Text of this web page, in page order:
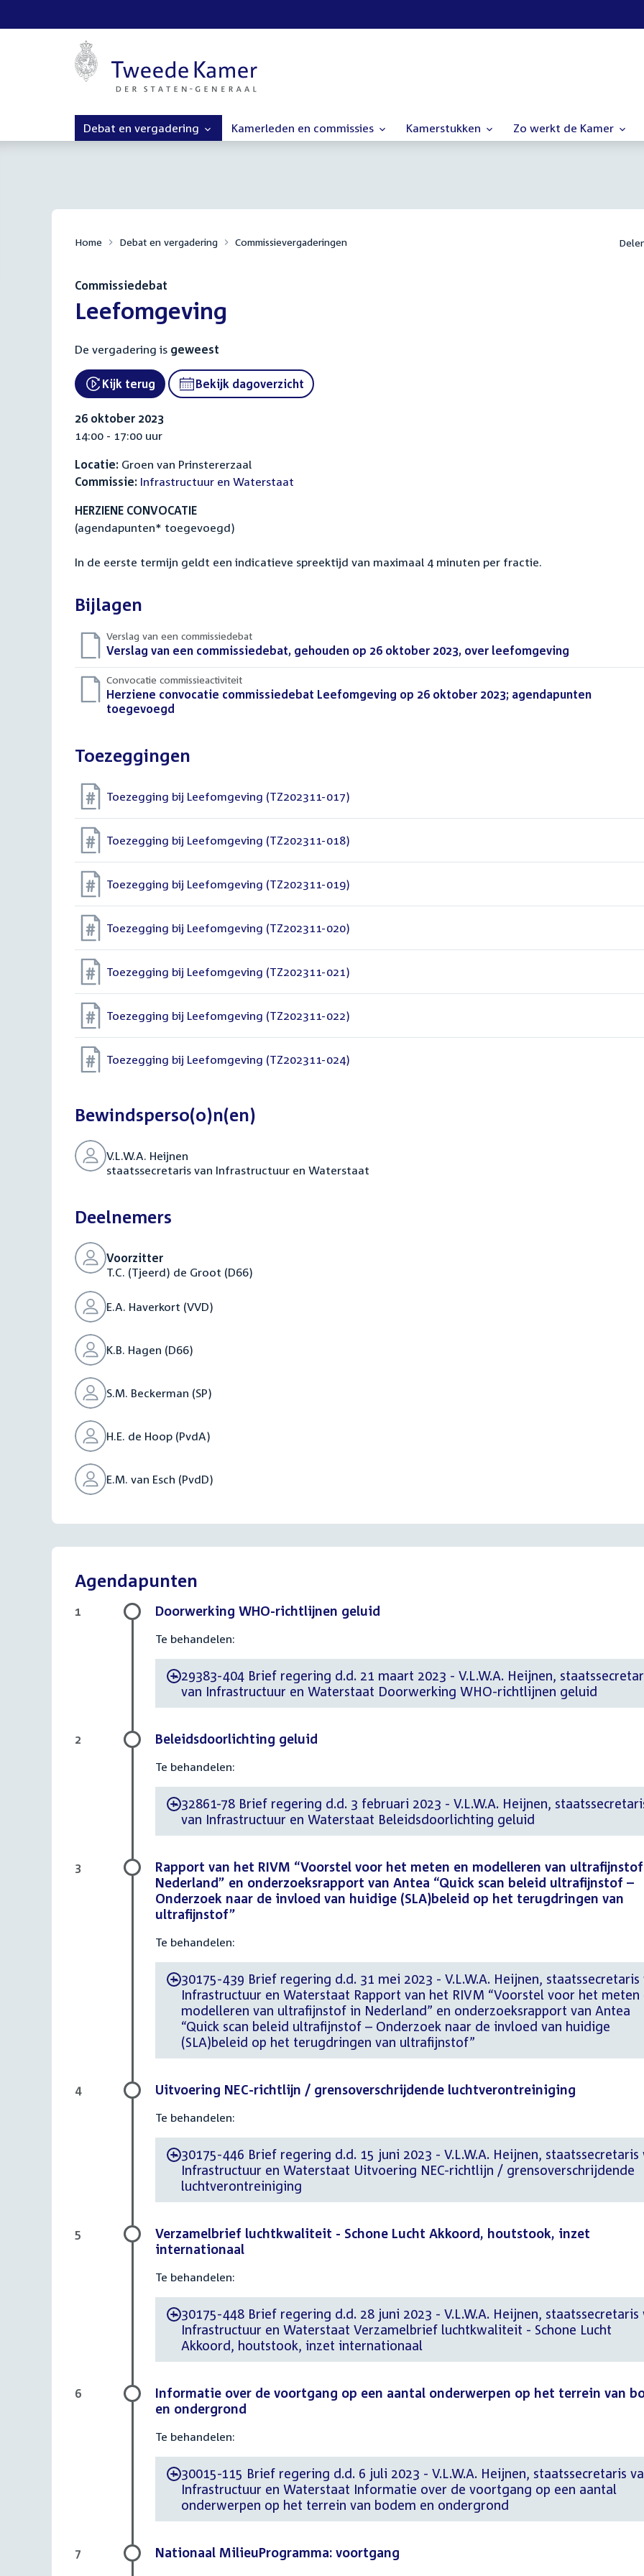
Debat en vergadering Kamerleden en commissies Kamerstukken Zo werkt de Kamer
Home Debat en vergadering Commissievergaderingen
Commissiedebat
:Leefomgeving
De vergadering is geweest
External link:
Kijk terug Bekijk dagoverzicht
26 oktober 2023
14:00 - 17:00 uur
Locatie: Groen van Prinstererzaal
Commissie: Infrastructuur en Waterstaat
HERZIENE CONVOCATIE
(agendapunten* toegevoegd)
In de eerste termijn geldt een indicatieve spreektijd van maximaal 4 minuten per fractie.
Bijlagen
Verslag van een commissiedebat
Download
bestand:
Verslag van een commissiedebat, gehouden op 26 oktober 2023, over leefomgeving
Convocatie commissieactiviteit
Download
bestand:
Herziene convocatie commissiedebat Leefomgeving op 26 oktober 2023; agendapunten
toegevoegd
Toezeggingen
Toezegging bij Leefomgeving (TZ202311-017)
Toezegging bij Leefomgeving (TZ202311-018)
Toezegging bij Leefomgeving (TZ202311-019)
Toezegging bij Leefomgeving (TZ202311-020)
Toezegging bij Leefomgeving (TZ202311-021)
Toezegging bij Leefomgeving (TZ202311-022)
Toezegging bij Leefomgeving (TZ202311-024)
Bewindsperso(o)n(en)
V.L.W.A. Heijnen
staatssecretaris van Infrastructuur en Waterstaat
Deelnemers
Voorzitter
T.C. (Tjeerd) de Groot (D66)
E.A. Haverkort (VVD)
K.B. Hagen (D66)
S.M. Beckerman (SP)
H.E. de Hoop (PvdA)
E.M. van Esch (PvdD)
Agendapunten
Doorwerking WHO-richtlijnen geluid
Te behandelen:
-29383-404 Brief regering d.d. 21 maart 2023 - V.L.W.A. Heijnen,
van Infrastructuur en Waterstaat Doorwerking WHO-richtlijnen geluid
1
Beleidsdoorlichting geluid
Te behandelen:
-32861-78 Brief regering d.d. 3 februari 2023 - V.L.W.A. Heijnen,
van Infrastructuur en Waterstaat Beleidsdoorlichting geluid
2
Rapport van het RIVM “Voorstel voor het meten en modelleren van
Nederland” en onderzoeksrapport van Antea “Quick scan beleid ultrafijnstof –
Onderzoek naar de invloed van huidige (SLA)beleid op het terugdringen van
ultrafijnstof”
Te behandelen:
-30175-439 Brief regering d.d. 31 mei 2023 - V.L.W.A. Heijnen, staatssecretaris
Infrastructuur en Waterstaat Rapport van het RIVM “Voorstel voor het meten
modelleren van ultrafijnstof in Nederland” en onderzoeksrapport van Antea
“Quick scan beleid ultrafijnstof – Onderzoek naar de invloed van huidige
(SLA)beleid op het terugdringen van ultrafijnstof”
3
Uitvoering NEC-richtlijn / grensoverschrijdende luchtverontreiniging
Te behandelen:
-30175-446 Brief regering d.d. 15 juni 2023 - V.L.W.A. Heijnen, staatssecretaris
Infrastructuur en Waterstaat Uitvoering NEC-richtlijn / grensoverschrijdende
luchtverontreiniging
4
Verzamelbrief luchtkwaliteit - Schone Lucht Akkoord, houtstook, inzet
internationaal
Te behandelen:
-30175-448 Brief regering d.d. 28 juni 2023 - V.L.W.A. Heijnen, staatssecretaris
Infrastructuur en Waterstaat Verzamelbrief luchtkwaliteit - Schone Lucht
Akkoord, houtstook, inzet internationaal
5
Informatie over de voortgang op een aantal onderwerpen op het terrein van
en ondergrond
Te behandelen:
-30015-115 Brief regering d.d. 6 juli 2023 - V.L.W.A. Heijnen, staatssecretaris
Infrastructuur en Waterstaat Informatie over de voortgang op een aantal
onderwerpen op het terrein van bodem en ondergrond
6
Nationaal MilieuProgramma: voortgang
7